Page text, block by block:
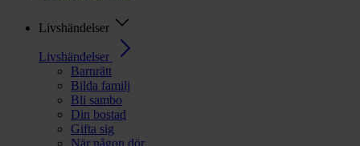
Livshändelser
Livshändelser
Barnrätt
Bilda familj
Bli sambo
Din bostad
Gifta sig
När någon dör